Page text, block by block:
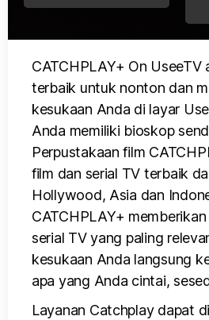
CATCHPLAY+ On UseeTV
terbaik untuk nonton dan
kesukaan Anda di layar
Anda memiliki bioskop
Perpustakaan film
film dan serial TV terbaik
Hollywood, Asia dan
CATCHPLAY+
serial TV yang paling
kesukaan Anda langsung
apa yang Anda cintai,
Layanan Catchplay dapat